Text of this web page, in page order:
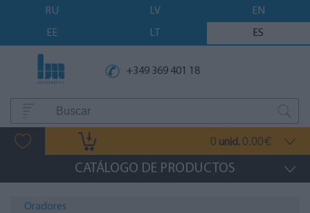
RU LV
EN
EE
LT ES
+349 369 401 18
0 unid. 0.00€
CATÁLOGO DE PRODUCTOS
Oradores